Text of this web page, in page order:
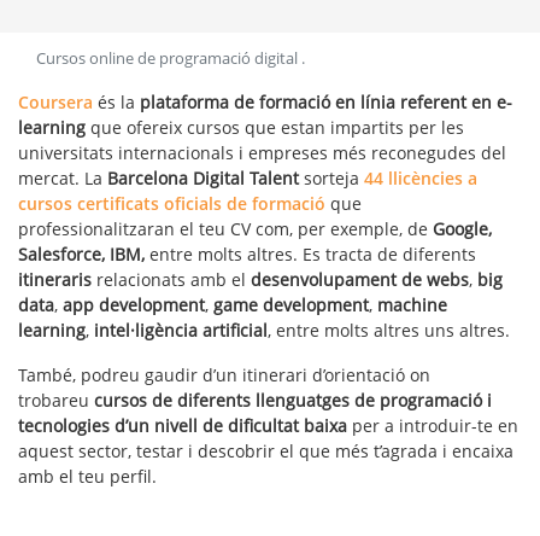
Cursos online de programació digital .
Coursera és la plataforma de formació en línia referent en e-
learning que ofereix cursos que estan impartits per les
universitats internacionals i empreses més reconegudes del
mercat. La Barcelona Digital Talentsorteja 44 llicències a
cursos certificats oficials de formació que
professionalitzaran el teu CV com, per exemple, de Google,
Salesforce, IBM, entre molts altres. Es tracta de diferents
itineraris relacionats amb el desenvolupament de webs, big
data, app development, game development, machine
learning, intel·ligència artificial, entre molts altres uns altres.
També, podreu gaudir d’un itinerari d’orientació on
trobareu cursos de diferents llenguatges de programació i
tecnologies d’un nivell de dificultat baixa per a introduir-te en
aquest sector, testar i descobrir el que més t’agrada i encaixa
amb el teu perfil.